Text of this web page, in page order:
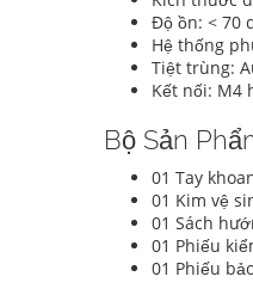
Độ ồn: < 70
Hệ thống
Tiệt trùng:
Kết nối: M4
Bộ Sản
01 Tay
01 Kim vệ
01 Sách
01 Phiếu
01 Phiếu